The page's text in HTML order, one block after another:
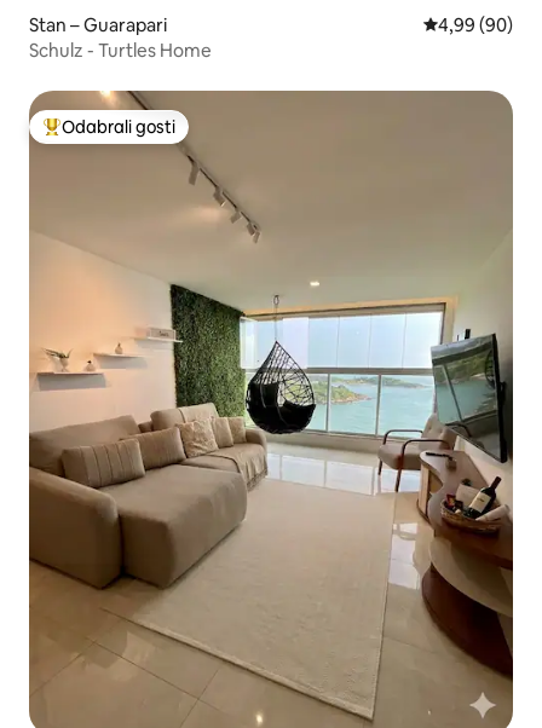
Stan – Guarapari Prosječna
4,99 (90)
Schulz - Turtles Home
Među najviše rangiranima s oznakom „Odabrali gosti”
Odabrali gosti